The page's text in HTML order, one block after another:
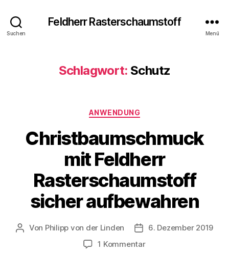
Suchen
Feldherr Rasterschaumstoff
Menü
Schlagwort: Schutz
Kategorien
ANWENDUNG
Christbaumschmuck
mit Feldherr
Rasterschaumstoff
sicher aufbewahren
Beitragsautor
Von Philipp von der Linden Veröffentlichungsdatum
6. Dezember 2019
1 Kommentarzu